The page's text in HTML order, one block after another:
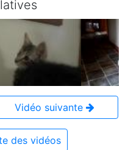
Vidéo suivante
des vidéos